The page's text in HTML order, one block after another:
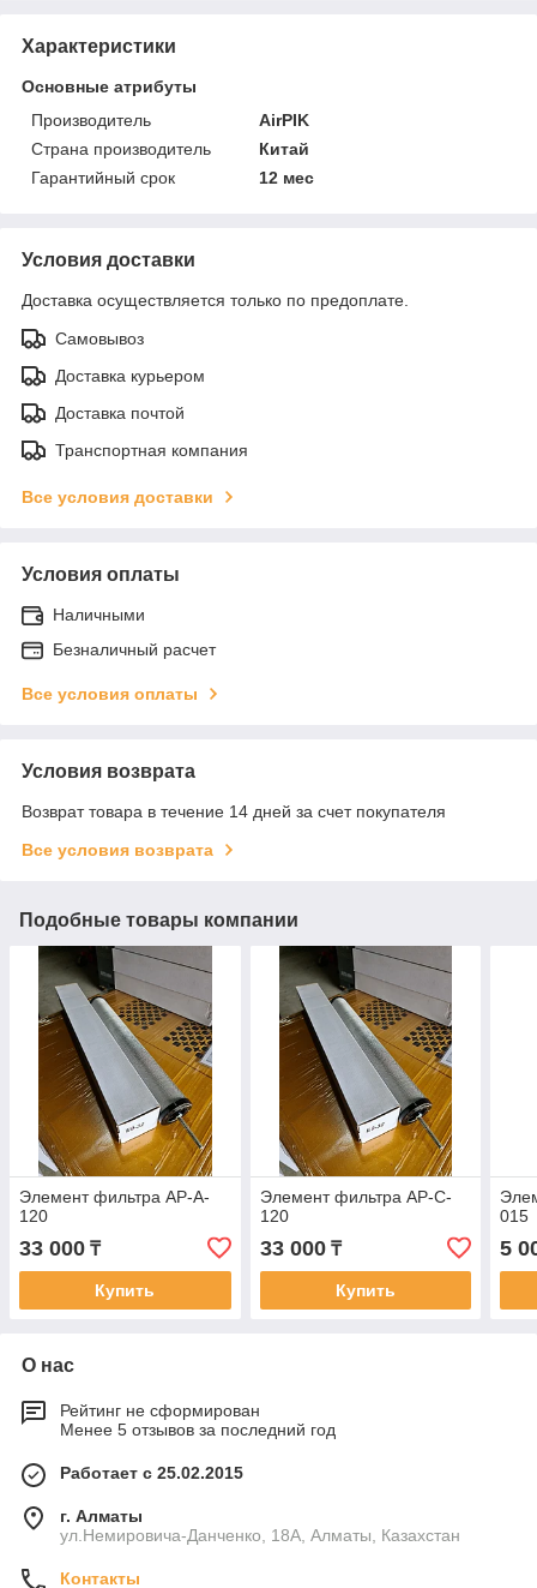
Характеристики
Основные атрибуты
Производитель
AirPIK
Страна производитель
Китай
Гарантийный срок
12 мес
Условия доставки
Доставка осуществляется только по предоплате.
Самовывоз
Доставка курьером
Доставка почтой
Транспортная компания
Все условия доставки
Условия оплаты
Наличными
Безналичный расчет
Все условия оплаты
Условия возврата
Возврат товара в течение 14 дней за счет покупателя
Все условия возврата
Подобные товары компании
Элемент фильтра AP-A-
120
33 000 ₸
Купить
Элемент фильтра AP-C-
120
33 000₸
Купить
015
5
О нас
Рейтинг не сформирован
Менее 5 отзывов за последний год
Работает с 25.02.2015
г. Алматы
ул.Немировича-Данченко, 18А, Алматы, Казахстан
Контакты